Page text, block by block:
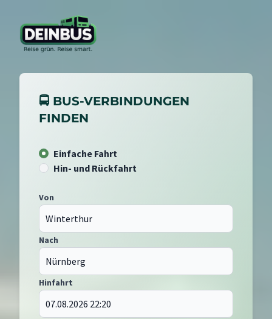
🚍 BUS-VERBINDUNGEN
FINDEN
Einfache Fahrt
Hin- und Rückfahrt
Von
Nach
Hinfahrt